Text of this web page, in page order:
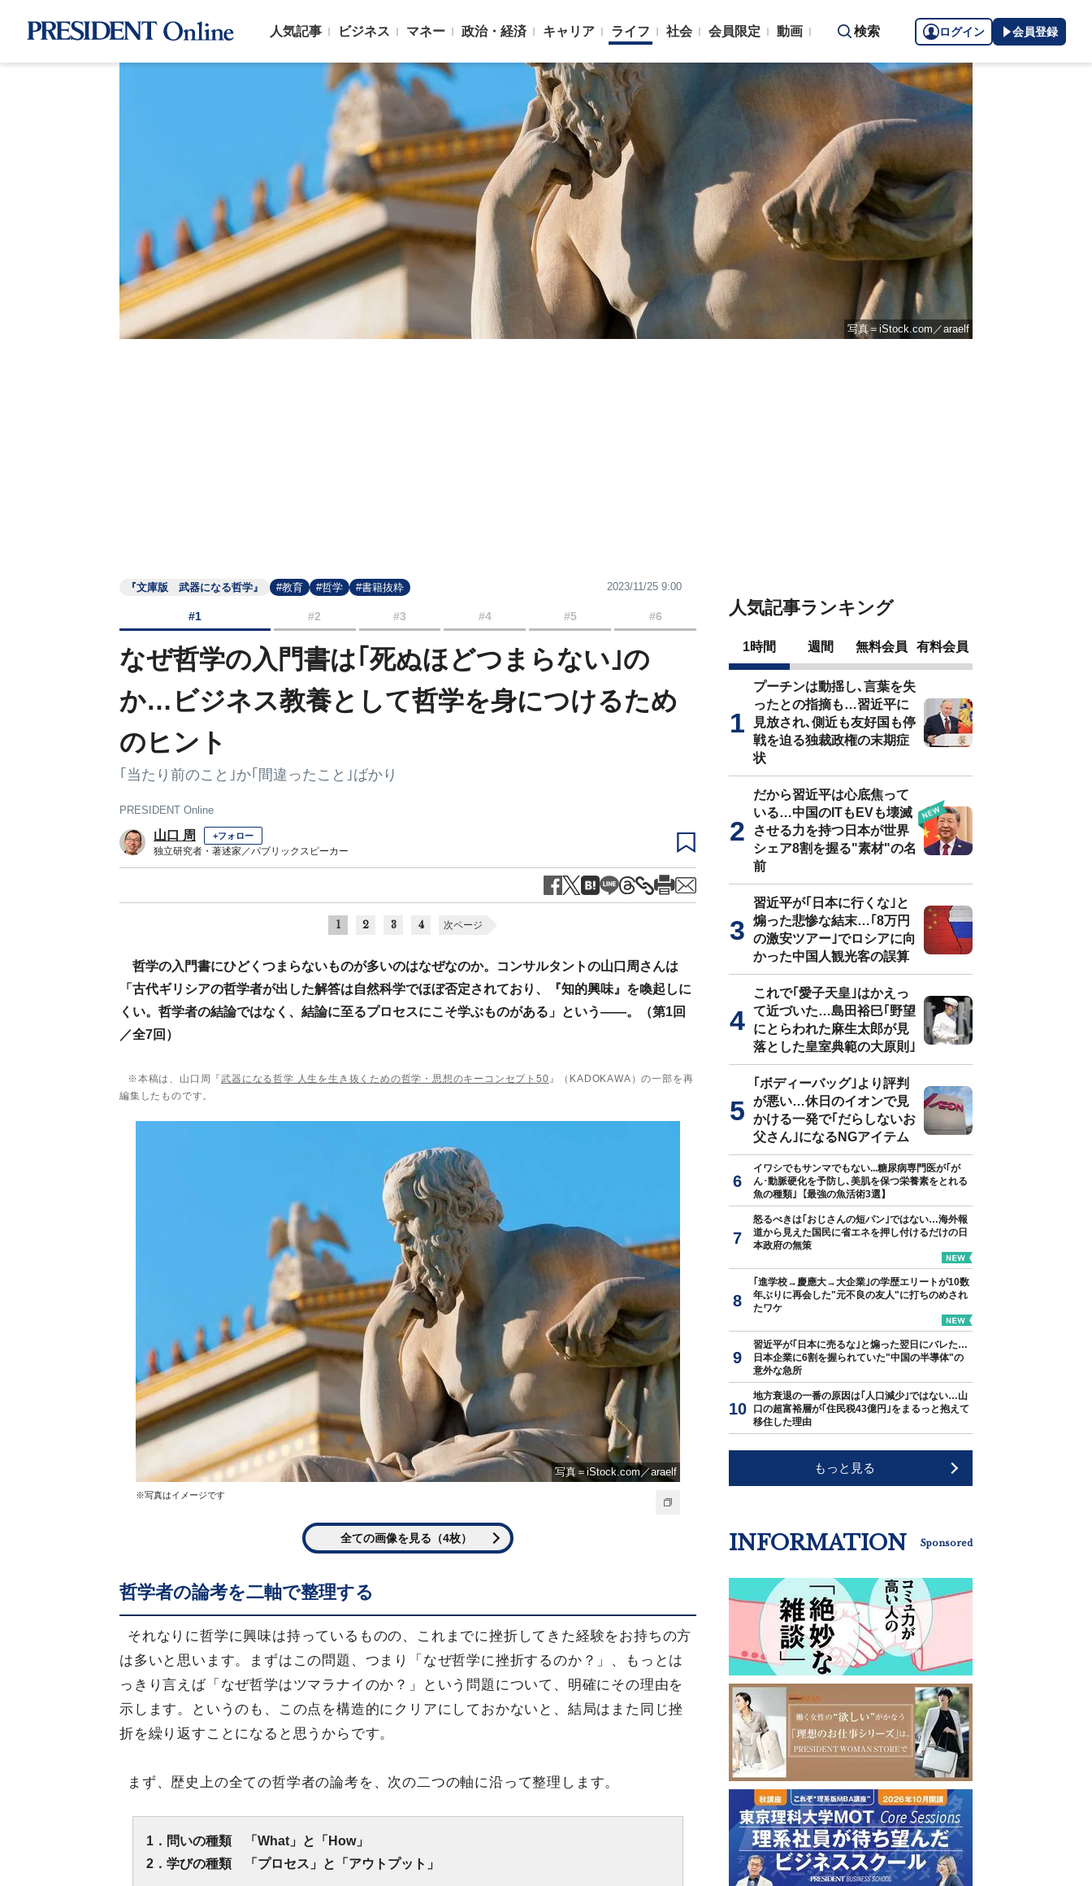
人気記事 ビジネス マネー 政治・経済 キャリア ライフ 社会 会員限定 動画 検索 ログイン 会員登録
写真＝iStock.com／araelf
『文庫版 武器になる哲学』 #教育 #哲学 #書籍抜粋 2023/11/25 9:00
#1 #2 #3 #4 #5 #6
なぜ哲学の入門書は｢死ぬほどつまらない｣の
か…ビジネス教養として哲学を身につけるため
のヒント
｢当たり前のこと｣か｢間違ったこと｣ばかり
PRESIDENT Online
山口 周 +フォロー
独立研究者・著述家／パブリックスピーカー
1 2 3 4 次ページ
哲学の入門書にひどくつまらないものが多いのはなぜなのか。コンサルタントの山口周さんは
「古代ギリシアの哲学者が出した解答は自然科学でほぼ否定されており、『知的興味』を喚起しに
くい。哲学者の結論ではなく、結論に至るプロセスにこそ学ぶものがある」という――。（第1回
／全7回）
※本稿は、山口周『武器になる哲学 人生を生き抜くための哲学・思想のキーコンセプト50 』（KADOKAWA）の一部を再
編集したものです。
写真＝iStock.com／araelf
※写真はイメージです
全ての画像を見る（4枚）
哲学者の論考を二軸で整理する
それなりに哲学に興味は持っているものの、これまでに挫折してきた経験をお持ちの方
は多いと思います。まずはこの問題、つまり「なぜ哲学に挫折するのか？」、もっとは
っきり言えば「なぜ哲学はツマラナイのか？」という問題について、明確にその理由を
示します。というのも、この点を構造的にクリアにしておかないと、結局はまた同じ挫
折を繰り返すことになると思うからです。
まず、歴史上の全ての哲学者の論考を、次の二つの軸に沿って整理します。
1．問いの種類 「What」と「How」
2．学びの種類 「プロセス」と「アウトプット」
人気記事ランキング
1時間 週間 無料会員 有料会員
プーチンは動揺し､言葉を失
ったとの指摘も…習近平に
見放され､側近も友好国も停
戦を迫る独裁政権の末期症
状
だから習近平は心底焦って
いる…中国のITもEVも壊滅
させる力を持つ日本が世界
シェア8割を握る"素材"の名
前
習近平が｢日本に行くな｣と
煽った悲惨な結末…｢8万円
の激安ツアー｣でロシアに向
かった中国人観光客の誤算
これで｢愛子天皇｣はかえっ
て近づいた…島田裕巳｢野望
にとらわれた麻生太郎が見
落とした皇室典範の大原則｣
｢ボディーバッグ｣より評判
が悪い…休日のイオンで見
かける一発で｢だらしないお
父さん｣になるNGアイテム
イワシでもサンマでもない...糖尿病専門医が｢が
ん･動脈硬化を予防し､美肌を保つ栄養素をとれる
魚の種類｣【最強の魚活術3選】
怒るべきは｢おじさんの短パン｣ではない…海外報
道から見えた国民に省エネを押し付けるだけの日
本政府の無策
｢進学校→慶應大→大企業｣の学歴エリートが10数
年ぶりに再会した"元不良の友人"に打ちのめされ
たワケ
習近平が｢日本に売るな｣と煽った翌日にバレた…
日本企業に6割を握られていた"中国の半導体"の
意外な急所
地方衰退の一番の原因は｢人口減少｣ではない…山
口の超富裕層が｢住民税43億円｣をまるっと抱えて
移住した理由
もっと見る
INFORMATION Sponsored